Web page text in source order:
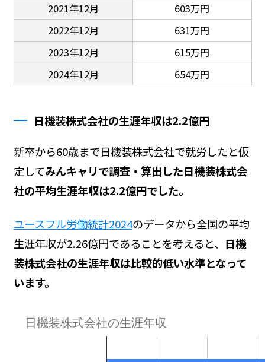
2021年12月
603万円
2022年12月
631万円
2023年12月
615万円
2024年12月
654万円
日機装株式会社の生涯年収は2.2億円
新卒から60歳まで日機装株式会社で就労したと仮
定してみんキャリで調査・算出した日機装株式会
社の平均生涯年収は2.2億円でした。
ユースフル労働統計2024のデータから全国の平均
生涯年収が2.26億円であることを考えると、 日機
装株式会社の生涯年収は比較的低い水準となって
います。